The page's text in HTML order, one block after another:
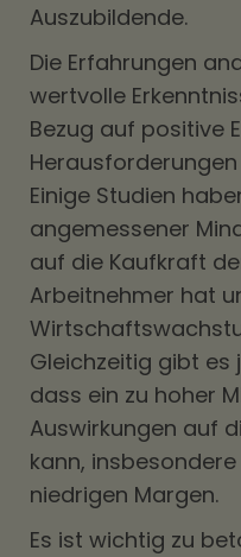
Auszubildende.
Die Erfahrungen
wertvolle
Bezug auf positive
Einige Studien
angemessener
auf die Kaufkraft
Arbeitnehmer hat
Gleichzeitig gibt es
dass ein zu hoher
Auswirkungen auf
kann,
niedrigen Margen.
Es ist wichtig zu